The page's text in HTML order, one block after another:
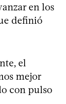
en los
definió
el
mejor
con pulso